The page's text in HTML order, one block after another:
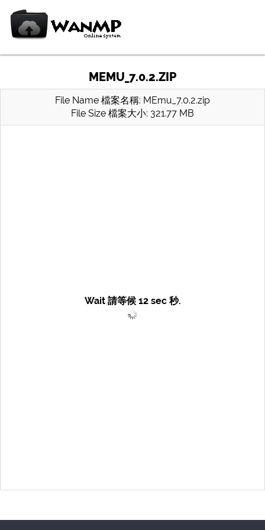
MEMU_7.0.2.ZIP
File Name 檔案名稱: MEmu_7.0.2.zip
File Size 檔案大小: 321.77 MB
Wait 請等候 12sec 秒.